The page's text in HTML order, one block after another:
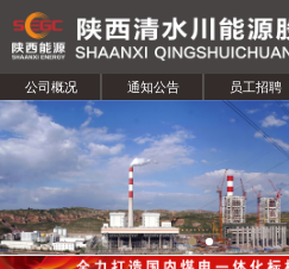
公司概况 通知公告 员工招聘